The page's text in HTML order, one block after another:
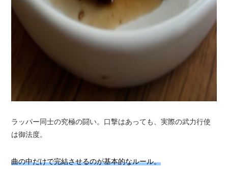
ラッパー同士の究極の闘い。口撃はあっても、実際の武力行使
は御法度。
曲の中だけで完結させるのが基本的なルール。